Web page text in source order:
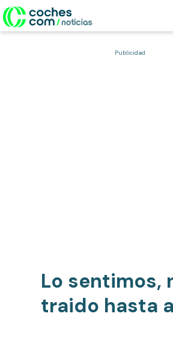
Publicidad
Lo sentimos,
traido hasta